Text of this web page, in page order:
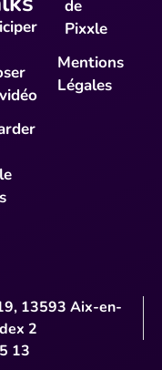
de
Pixxle
Mentions
Légales
13593 Aix-en-
2
13